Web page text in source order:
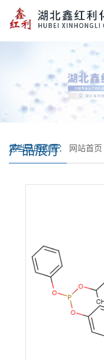
产品展厅
您当前的位置： 网站首页